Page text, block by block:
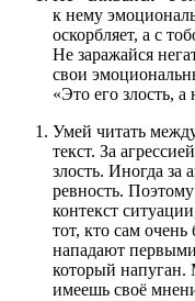
к нему
оскорбляет, а с
Не заражайся
свои
«Это его злость,
Умей читать
текст. За
злость. Иногда за
ревность.
контекст
тот, кто сам очень
нападают
который напуган.
имеешь своё